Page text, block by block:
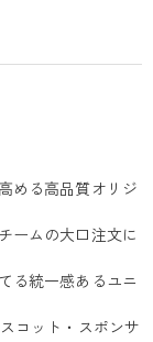
める高品質オリジ
ームの大口注文に
る統一感あるユニ
コット・スポンサ